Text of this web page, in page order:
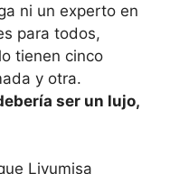
ni un experto en
para todos,
tienen cinco
y otra.
ser un lujo,
Liyumisa